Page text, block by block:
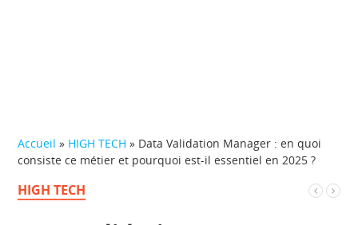
Accueil » HIGH TECH » Data Validation Manager : en quoi
consiste ce métier et pourquoi est-il essentiel en 2025 ?
HIGH TECH